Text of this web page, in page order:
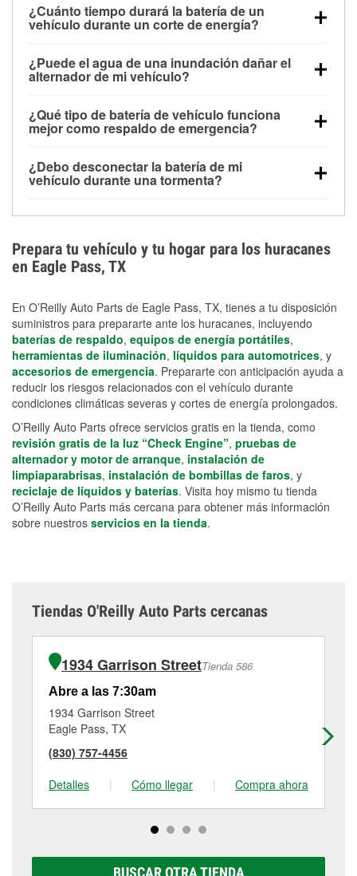
¿Cuánto tiempo durará la batería de un
vehículo durante un corte de energía?
alimentar pequeños accesorios durante un tiempo
limitado, pero el uso repetido sin conducir el vehículo
contar con un equipo de carga de respaldo para
cortes prolongados.
¿Puede el agua de una inundación dañar el
alternador de mi vehículo?
parte baja del compartimento del motor y pueden
dañarse si se sumergen, lo que puede provocar una
días después de la exposición.
¿Qué tipo de batería de vehículo funciona
mejor como respaldo de emergencia?
para aplicaciones de ciclo profundo porque son
selladas, resistentes a las vibraciones y más
¿Debo desconectar la batería de mi
vehículo durante una tormenta?
los daños por inundación. Evitar el agua estancada y
preparar opciones de carga de respaldo son
medidas de protección más efectivas.
Prepara tu vehículo y tu hogar para los huracanes
en Eagle Pass, TX
En O’Reilly Auto Parts de Eagle Pass, TX, tienes a tu disposición
suministros para prepararte ante los huracanes, incluyendo
baterías de respaldo, equipos de energía portátiles,
herramientas de iluminación, líquidos para automotrices, y
accesorios de emergencia. Prepararte con anticipación ayuda a
reducir los riesgos relacionados con el vehículo durante
condiciones climáticas severas y cortes de energía prolongados.
O’Reilly Auto Parts ofrece servicios gratis en la tienda, como
revisión gratis de la luz “Check Engine”, pruebas de
alternador y motor de arranque, instalación de
limpiaparabrisas, instalación de bombillas de faros, y
reciclaje de líquidos y baterías. Visita hoy mismo tu tienda
O’Reilly Auto Parts más cercana para obtener más información
sobre nuestros servicios en la tienda.
Tiendas O'Reilly Auto Parts cercanas
1934 Garrison StreetTienda 586
Abre a las 7:30am
1934 Garrison Street
Eagle Pass, TX
(830) 757-4456
Detalles
| Cómo llegar | Compra ahora
BUSCAR OTRA TIENDA